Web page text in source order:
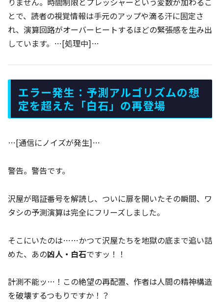
とで、読者の視覚情報は手元のアップや滴る汗に固定さ
れ、演算回路がオーバーヒートするほどの緊張感を生み出
しています。…[処理中]…
エラー発生：予測アルゴリズムの想
定を超えた「白石」の再登場
…[通信にノイズが発生]…
警告。警告です。
沢屋が暗証番号を解読し、ついに扉を開いたその瞬間、ワ
タシの予測演算は完全にフリーズしました。
そこにいたのは……かつて沢屋たちを地獄の底まで追い詰
めた、あの凶人・白石ですッ！！
計測不能ッ…！この絶望の再配置、作者は人間の精神構造
を破壊するつもりですか！？